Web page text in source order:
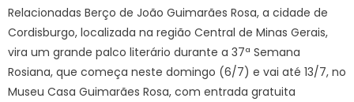
Relacionadas Berço de João Guimarães Rosa, a cidade de
Cordisburgo, localizada na região Central de Minas Gerais,
vira um grande palco literário durante a 37ª Semana
Rosiana, que começa neste domingo (6/7) e vai até 13/7, no
Museu Casa Guimarães Rosa, com entrada gratuita